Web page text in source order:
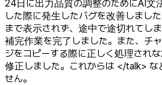
24日に出力品質の調整のためにAI文
した際に発生したバグを改善しまし
まで表示されず、途中で途切れてし
補完作業を完了しました。また、チ
ジをコピーする際に正しく処理され
修正しました。これからは </talk> な
せん。